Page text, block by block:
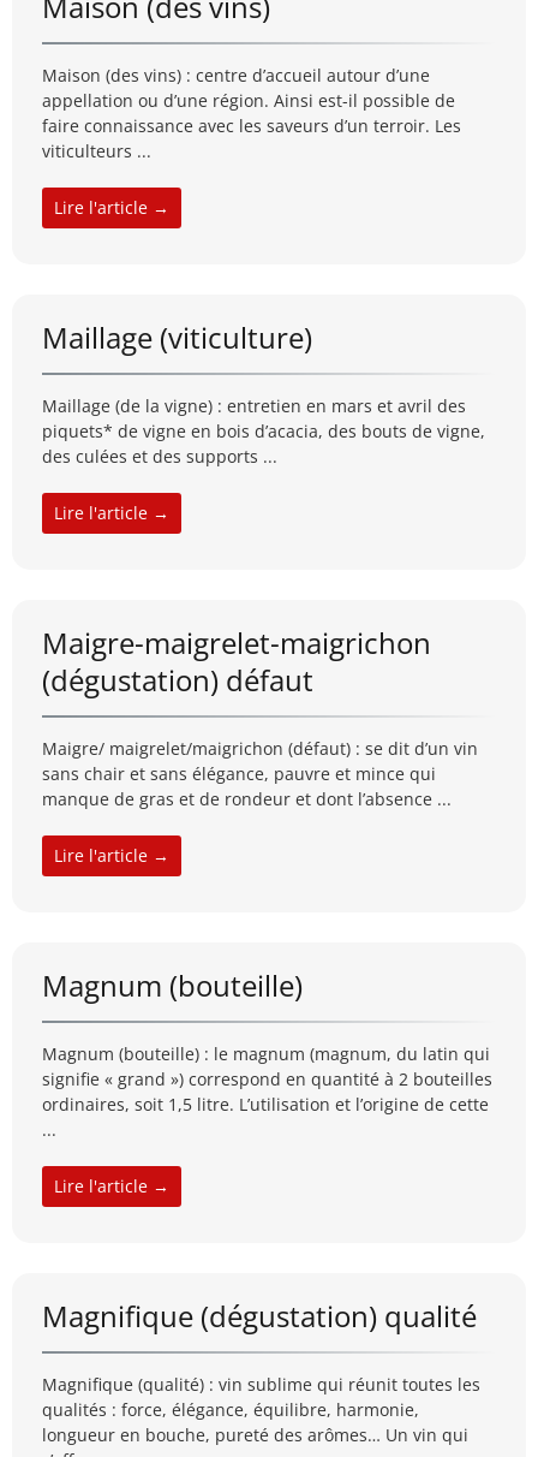
Maison (des vins) : centre d’accueil autour d’une
appellation ou d’une région. Ainsi est-il possible de
faire connaissance avec les saveurs d’un terroir. Les
viticulteurs ...
Lire l'article →
Maillage (viticulture)
Maillage (de la vigne) : entretien en mars et avril des
piquets* de vigne en bois d’acacia, des bouts de vigne,
des culées et des supports ...
Lire l'article →
Maigre-maigrelet-maigrichon
(dégustation) défaut
Maigre/ maigrelet/maigrichon (défaut) : se dit d’un vin
sans chair et sans élégance, pauvre et mince qui
manque de gras et de rondeur et dont l’absence ...
Lire l'article →
Magnum (bouteille)
Magnum (bouteille) : le magnum (magnum, du latin qui
signifie « grand ») correspond en quantité à 2 bouteilles
ordinaires, soit 1,5 litre. L’utilisation et l’origine de cette
...
Lire l'article →
Magnifique (dégustation) qualité
Magnifique (qualité) : vin sublime qui réunit toutes les
qualités : force, élégance, équilibre, harmonie,
longueur en bouche, pureté des arômes… Un vin qui